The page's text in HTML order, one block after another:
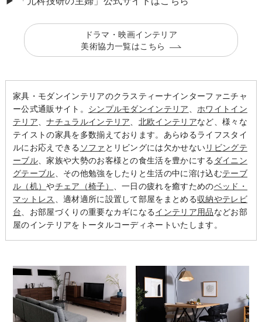
ドラマ・映画インテリア
美術協力一覧はこちら
家具・モダンインテリアのクラスティーナインターファニチャ
ー公式通販サイト。 シンプルモダンインテリア
ホワイトイン
テリア 、ナチュラルインテリア 北欧インテリアなど、様々な
テイストの家具を多数揃えております。あらゆるライフスタイ
ルにお応えできる ソファ とリビングには欠かせないリビングテ
ーブル、家族や大勢のお客様との食生活を豊かにする ダイニン
グテーブル 、その他勉強をしたりと生活の中に溶け込むテーブ
ル（机）やチェア（椅子） 、一日の疲れを癒すためのベッド・
マットレス
、適材適所に設置して部屋をまとめる収納やテレビ
台 、お部屋づくりの重要なカギになるインテリア用品などお部
屋のインテリアをトータルコーディネートいたします。